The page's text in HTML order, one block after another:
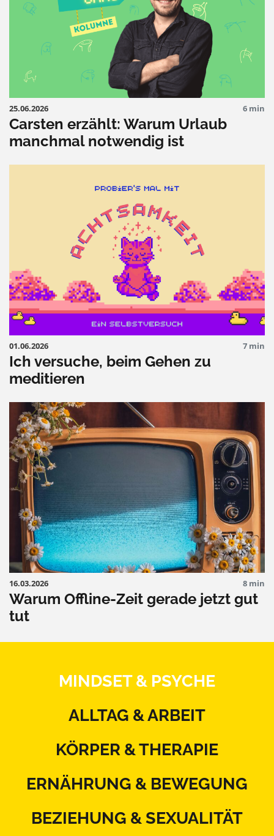
25.06.2026 6 min
Carsten erzählt: Warum Urlaub
manchmal notwendig ist
01.06.2026 7 min
Ich versuche, beim Gehen zu
meditieren
16.03.2026 8 min
Warum Offline-Zeit gerade jetzt gut
tut
MINDSET & PSYCHE
ALLTAG & ARBEIT
KÖRPER & THERAPIE
ERNÄHRUNG & BEWEGUNG
BEZIEHUNG & SEXUALITÄT